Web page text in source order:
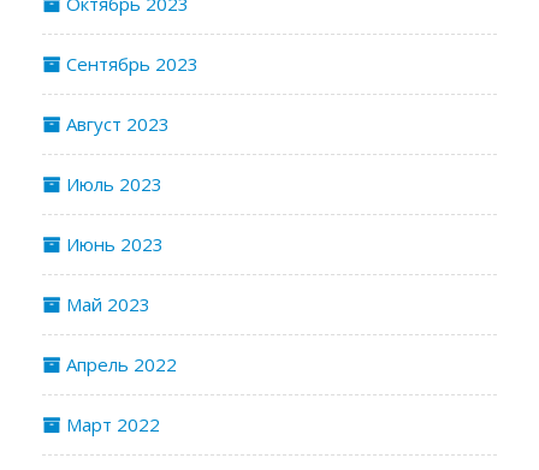
Сентябрь 2023
Август 2023
Июль 2023
Июнь 2023
Май 2023
Апрель 2022
Март 2022